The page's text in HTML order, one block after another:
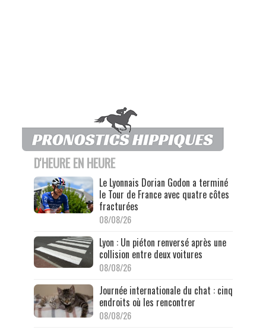
D'HEURE EN HEURE
Le Lyonnais Dorian Godon a terminé
le Tour de France avec quatre côtes
fracturées
08/08/26
Lyon : Un piéton renversé après une
collision entre deux voitures
08/08/26
Journée internationale du chat : cinq
endroits où les rencontrer
08/08/26